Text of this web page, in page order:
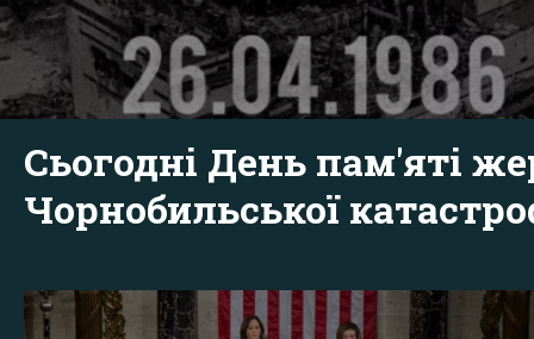
Сьогодні День пам'яті
Чорнобильської